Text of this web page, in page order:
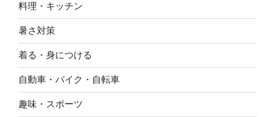
料理・キッチン
暑さ対策
着る・身につける
自動車・バイク・自転車
趣味・スポーツ